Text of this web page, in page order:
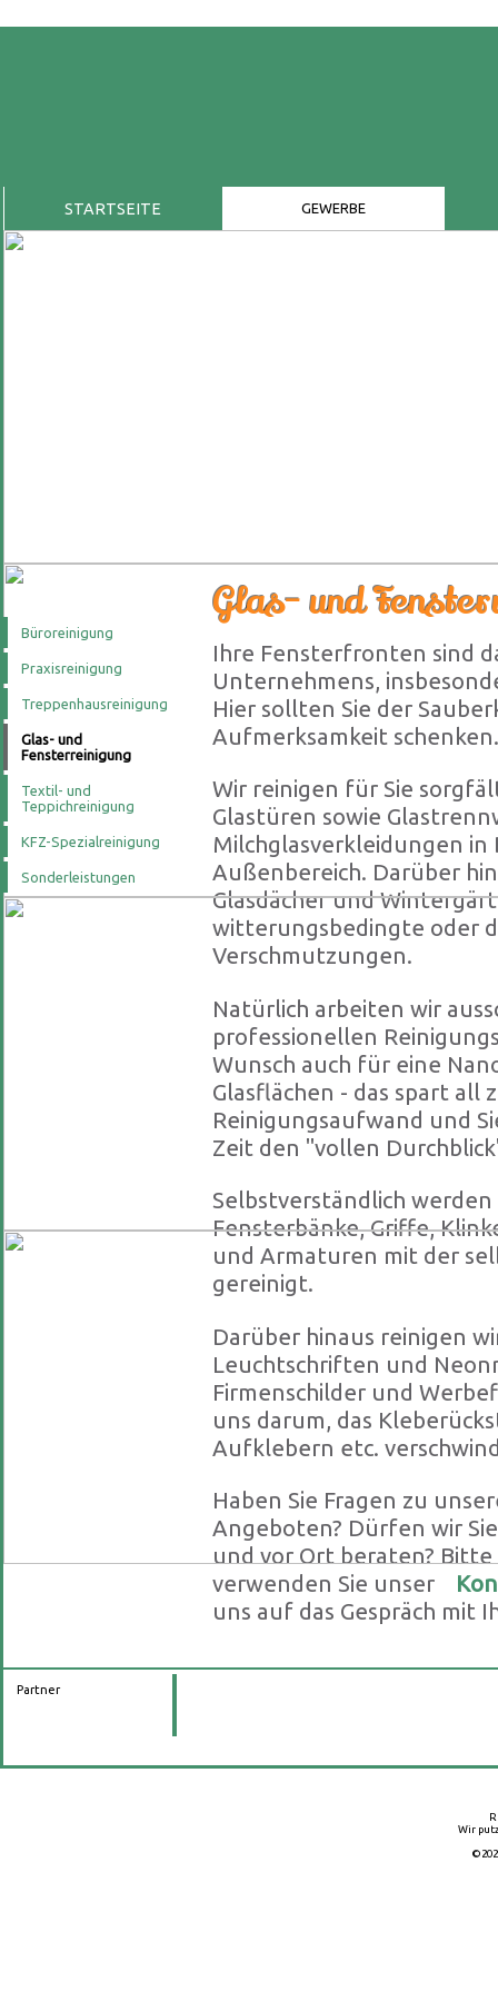
STARTSEITE GEWERBE
Büroreinigung
Praxisreinigung
Treppenhausreinigung
Glas- und
Fensterreinigung
Textil- und
Teppichreinigung
KFZ-Spezialreinigung
Sonderleistungen
Glas- und
Ihre Fensterfronten sind
Unternehmens,
Hier sollten Sie der
Aufmerksamkeit schenken.
Wir reinigen für Sie
Glastüren sowie
Milchglasverkleidungen in
Außenbereich. Darüber
Glasdächer und
witterungsbedingte oder
Verschmutzungen.
Natürlich arbeiten wir
professionellen
Wunsch auch für eine
Glasflächen - das spart all
Reinigungsaufwand und
Zeit den "vollen
Selbstverständlich werden
Fensterbänke, Griffe,
und Armaturen mit der
gereinigt.
Darüber hinaus reinigen
Leuchtschriften und
Firmenschilder und
uns darum, das
Aufklebern etc.
Haben Sie Fragen zu
Angeboten? Dürfen wir
und vor Ort beraten? Bitte
verwenden Sie unser
uns auf das Gespräch mit
Partner
Wir